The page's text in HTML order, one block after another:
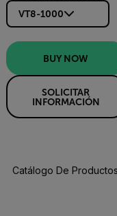
VT8-1000
BUY NOW
SOLICITAR
INFORMACIÓN
Catálogo De Productos